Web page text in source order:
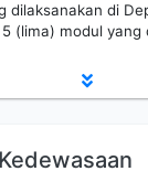
dilaksanakan di
(lima) modul yang